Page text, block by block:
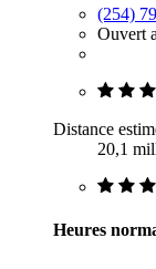
(254)
Ouvert
Distance
20,1
Heures